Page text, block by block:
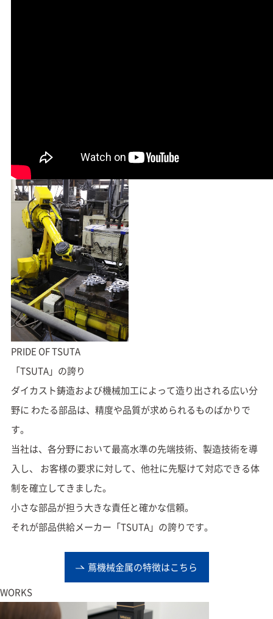
PRIDE OFTSUTA
「TSUTA」の誇り
ダイカスト鋳造および機械加工によって造り出される広い分
野に わたる部品は、精度や品質が求められるものばかりで
す。
当社は、各分野において最高水準の先端技術、製造技術を導
入し、
お客様の要求に対して、他社に先駆けて対応できる体
制を確立してきました。
小さな部品が担う大きな責任と確かな信頼。
それが部品供給メーカー「TSUTA」の誇りです。
蔦機械金属の特徴はこちら
WORKS